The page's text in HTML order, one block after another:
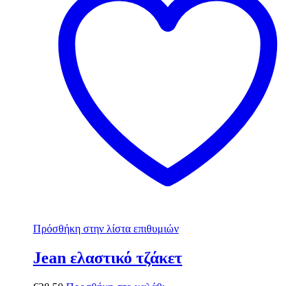
Πρόσθήκη στην λίστα επιθυμιών
Jean ελαστικό τζάκετ